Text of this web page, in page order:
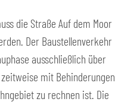
die Straße Auf dem Moor
Der Baustellenverkehr
ausschließlich über
mit Behinderungen
zu rechnen ist. Die